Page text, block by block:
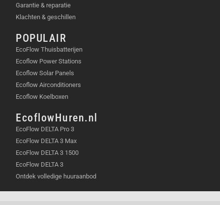
Garantie & reparatie
Klachten & geschillen
POPULAIR
EcoFlow Thuisbatterijen
Ecoflow Power Stations
Ecoflow Solar Panels
Ecoflow Airconditioners
Ecoflow Koelboxen
EcoflowHuren.nl
EcoFlow DELTA Pro 3
EcoFlow DELTA 3 Max
EcoFlow DELTA 3 1500
EcoFlow DELTA 3
Ontdek volledige huuraanbod